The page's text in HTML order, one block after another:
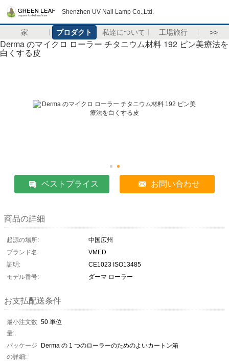
Shenzhen UV Nail Lamp Co.,Ltd.
家 プロダクト 私達について 工場旅行 >>
Derma のマイクロ ローラー チタニウム材料 192 ピン美療法を
白くする皮
ベストプライス お問い合わせ
商品の詳細
起源の場所:
中国広州
ブランド名:
VMED
証明:
CE1023 ISO13485
モデル番号:
ダーマ ローラー
お支払配送条件
最小注文数
量:
50 単位
パッケージ
の詳細:
Derma の 1 つのローラーのためのよいカートン箱